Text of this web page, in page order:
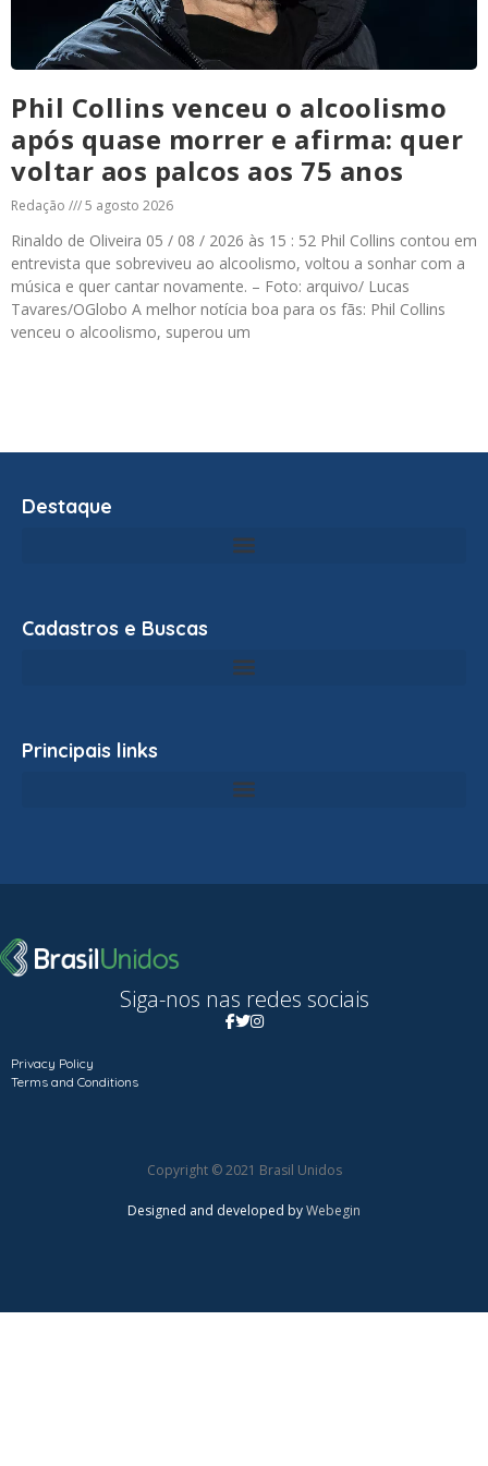
Phil Collins venceu o alcoolismo
após quase morrer e afirma: quer
voltar aos palcos aos 75 anos
Redação 5 agosto 2026
Rinaldo de Oliveira 05 / 08 / 2026 às 15 : 52 Phil Collins contou em
entrevista que sobreviveu ao alcoolismo, voltou a sonhar com a
música e quer cantar novamente. – Foto: arquivo/ Lucas
Tavares/OGlobo A melhor notícia boa para os fãs: Phil Collins
venceu o alcoolismo, superou um
Destaque
Cadastros e Buscas
Principais links
Siga-nos nas redes sociais
Privacy Policy
Terms and Conditions
Copyright © 2021 Brasil Unidos
Designed and developed byWebegin